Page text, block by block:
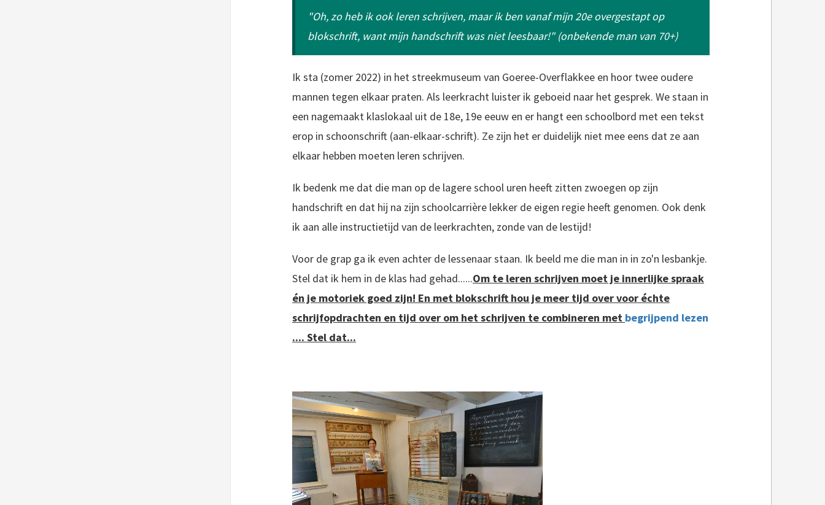
"Oh, zo heb ik ook leren schrijven, maar ik ben vanaf mijn 20e overgestapt op
blokschrift, want mijn handschrift was niet leesbaar!" (onbekende man van 70+)
Ik sta (zomer 2022) in het streekmuseum van Goeree-Overflakkee en hoor twee oudere
mannen tegen elkaar praten. Als leerkracht luister ik geboeid naar het gesprek. We staan in
een nagemaakt klaslokaal uit de 18e, 19e eeuw en er hangt een schoolbord met een tekst
erop in schoonschrift (aan-elkaar-schrift). Ze zijn het er duidelijk niet mee eens dat ze aan
elkaar hebben moeten leren schrijven.
Ik bedenk me dat die man op de lagere school uren heeft zitten zwoegen op zijn
handschrift en dat hij na zijn schoolcarrière lekker de eigen regie heeft genomen. Ook denk
ik aan alle instructietijd van de leerkrachten, zonde van de lestijd!
Voor de grap ga ik even achter de lessenaar staan. Ik beeld me die man in in zo'n lesbankje.
Stel dat ik hem in de klas had gehad......Om te leren schrijven moet je innerlijke spraak
én je motoriek goed zijn! En met blokschrift hou je meer tijd over voor échte
schrijfopdrachten en tijd over om het schrijven te combineren met begrijpend lezen
.... Stel dat...